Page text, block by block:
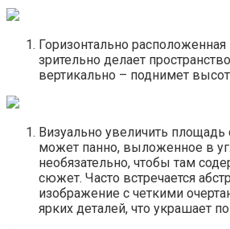
Горизонтально
зрительно делает
вертикально – поднимет
Визуально увеличить площадь
может панно, выложенное в
необязательно, чтобы там
сюжет. Часто встречается
изображение с четкими
ярких деталей, что украшает